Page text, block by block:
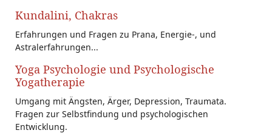
Kundalini, Chakras
Erfahrungen und Fragen zu Prana, Energie-, und
Astralerfahrungen...
Yoga Psychologie und Psychologische
Yogatherapie
Umgang mit Ängsten, Ärger, Depression, Traumata.
Fragen zur Selbstfindung und psychologischen
Entwicklung.